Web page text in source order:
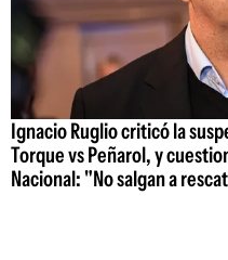
Ignacio Ruglio criticó la
Torque vs Peñarol, y
Nacional: "No salgan a